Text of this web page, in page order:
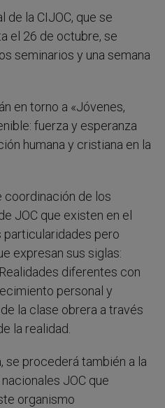
de la CIJOC, que se
el 26 de octubre, se
seminarios y una semana
en torno a «Jóvenes,
fuerza y esperanza
humana y cristiana en la
coordinación de los
JOC que existen en el
particularidades pero
expresan sus siglas:
diferentes con
personal y
la clase obrera a través
la realidad.
se procederá también a la
JOC que
organismo